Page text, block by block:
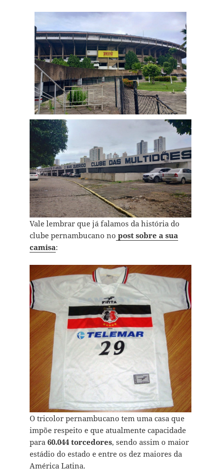
Vale lembrar que já falamos da história do
clube pernambucano no post sobre a sua
camisa:
O tricolor pernambucano tem uma casa que
impõe respeito e que atualmente capacidade
para 60.044 torcedores, sendo assim o maior
estádio do estado e entre os dez maiores da
América Latina.